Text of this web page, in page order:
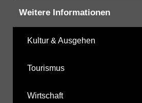
Weitere Informationen
Kultur & Ausgehen
Tourismus
Wirtschaft